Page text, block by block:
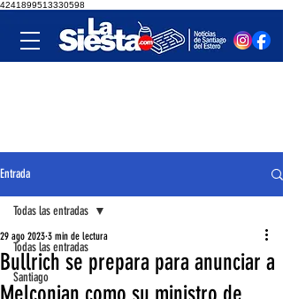
4241899513330598
Entrada
Todas las entradas
Santiago
Todas las entradas
Bullrich se prepara para anunciar a
29 ago 2023 3 min de lectura